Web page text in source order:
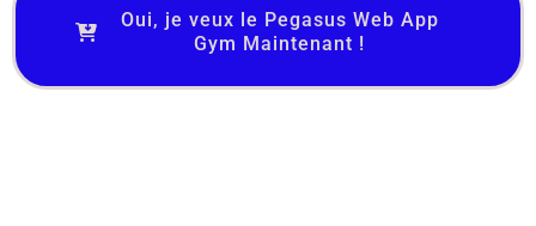
Oui, je veux le Pegasus Web App
Gym Maintenant !